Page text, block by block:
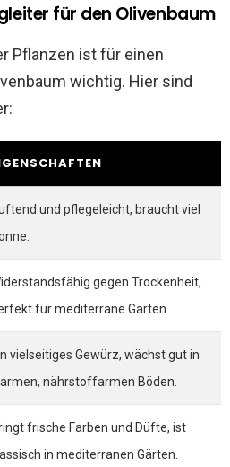
für den Olivenbaum
Pflanzen ist für einen
wichtig. Hier sind
und pflegeleicht, braucht viel
gegen Trockenheit,
für mediterrane Gärten.
vielseitiges Gewürz, wächst gut in
nährstoffarmen Böden.
frische Farben und Düfte, ist
in mediterranen Gärten.